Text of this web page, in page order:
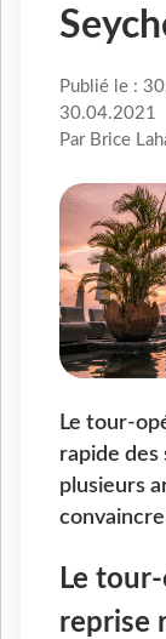
Publié le :
30.04.2021
Par Brice
Le tour-
rapide des
plusieurs
Le
reprise